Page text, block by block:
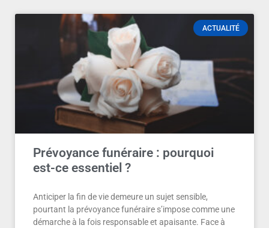
ACTUALITÉ
Prévoyance funéraire : pourquoi
est-ce essentiel ?
Anticiper la fin de vie demeure un sujet sensible,
pourtant la prévoyance funéraire s’impose comme une
démarche à la fois responsable et apaisante. Face à